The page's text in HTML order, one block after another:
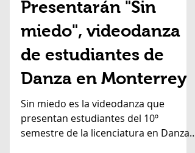
Presentarán "Sin
miedo", videodanza
de estudiantes de
Danza en Monterrey
Sin miedo es la videodanza que